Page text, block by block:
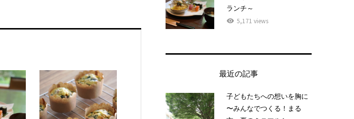
ランチ～
5,171 views
最近の記事
子どもたちへの想いを胸に
〜みんなでつくる！まる